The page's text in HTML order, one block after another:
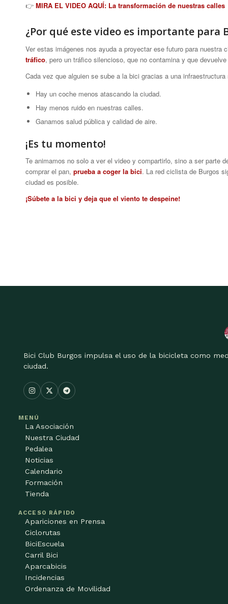
👉 MIRA EL VIDEO AQUÍ: La transformación de nuestras calles
¿Por qué este video es importante para
Ver estas imágenes nos ayuda a proyectar ese futuro para
tráfico, pero un tráfico silencioso, que no contamina y que
Cada vez que alguien se sube a la bici gracias a una infraestructura
Hay un coche menos atascando la ciudad.
Hay menos ruido en nuestras calles.
Ganamos salud pública y calidad de aire.
¡Es tu momento!
Te animamos no solo a ver el video y compartirlo, sino a ser parte
comprar el pan, prueba a coger la bici. La red ciclista de Burgos
ciudad es posible.
¡Súbete a la bici y deja que el viento te despeine!
Bici Club Burgos impulsa el uso de la bicicleta como
ciudad.
MENÚ
La Asociación
Nuestra Ciudad
Pedalea
Noticias
Calendario
Formación
Tienda
ACCESO RÁPIDO
Apariciones en Prensa
Ciclorutas
BiciEscuela
Carril Bici
Aparcabicis
Incidencias
Ordenanza de Movilidad